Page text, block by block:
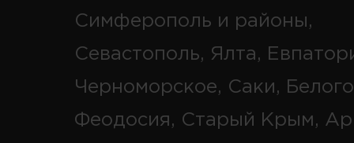
Симферополь и районы,
Севастополь, Ялта,
Черноморское, Саки,
Феодосия, Старый Крым,